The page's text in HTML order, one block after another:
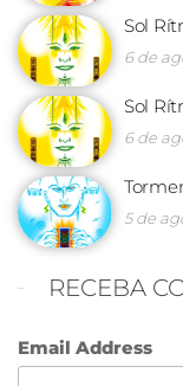
Sol
6 de
Sol
6 de
5 de
RECEBA
Email Address